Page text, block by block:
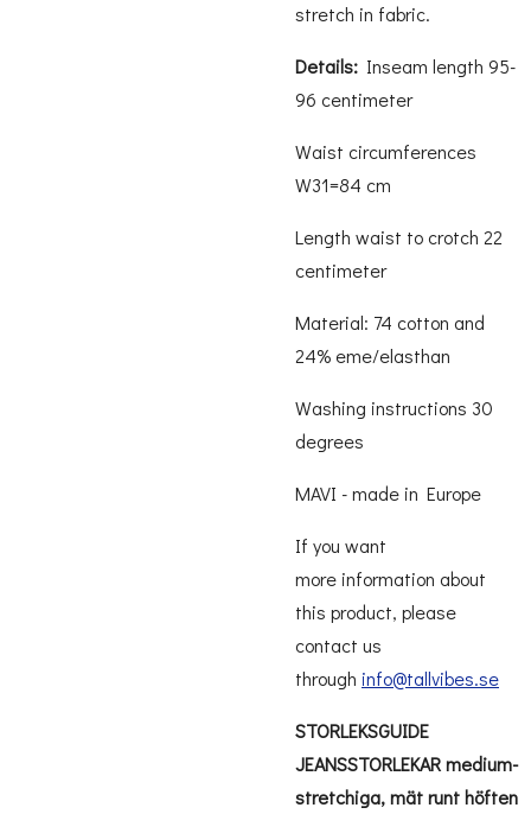
stretch in fabric.
Details: Inseam length 95-
96 centimeter
Waist circumferences
W31=84 cm
Length waist to crotch 22
centimeter
Material: 74 cotton and
24% eme/elasthan
Washing instructions 30
degrees
MAVI - made in Europe
If you want
more information about
this product, please
contact us
through info@tallvibes.se
STORLEKSGUIDE
JEANSSTORLEKAR medium-
stretchiga, mät runt höften